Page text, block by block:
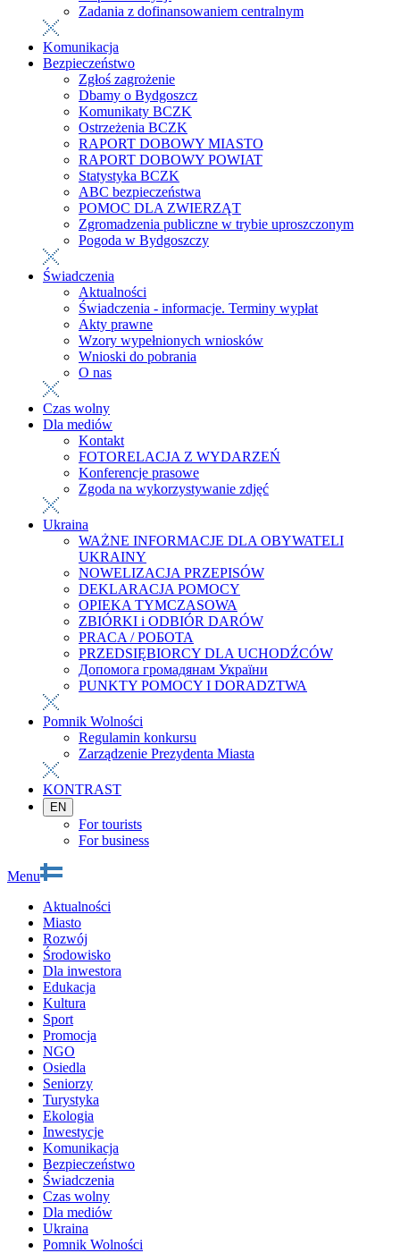
Zadania z dofinansowaniem centralnym
Komunikacja
Bezpieczeństwo
Zgłoś zagrożenie
Dbamy o Bydgoszcz
Komunikaty BCZK
Ostrzeżenia BCZK
RAPORT DOBOWY MIASTO
RAPORT DOBOWY POWIAT
Statystyka BCZK
ABC bezpieczeństwa
POMOC DLA ZWIERZĄT
Zgromadzenia publiczne w trybie uproszczonym
Pogoda w Bydgoszczy
Świadczenia
Aktualności
Świadczenia - informacje. Terminy wypłat
Akty prawne
Wzory wypełnionych wniosków
Wnioski do pobrania
O nas
Czas wolny
Dla mediów
Kontakt
FOTORELACJA Z WYDARZEŃ
Konferencje prasowe
Zgoda na wykorzystywanie zdjęć
Ukraina
WAŻNE INFORMACJE DLA OBYWATELI
UKRAINY
NOWELIZACJA PRZEPISÓW
DEKLARACJA POMOCY
OPIEKA TYMCZASOWA
ZBIÓRKI i ODBIÓR DARÓW
PRACA / РОБОТА
PRZEDSIĘBIORCY DLA UCHODŹCÓW
Допомога громадянам України
PUNKTY POMOCY I DORADZTWA
Pomnik Wolności
Regulamin konkursu
Zarządzenie Prezydenta Miasta
KONTRAST
EN
For tourists
For business
Menu
Aktualności
Miasto
Rozwój
Środowisko
Dla inwestora
Edukacja
Kultura
Sport
Promocja
NGO
Osiedla
Seniorzy
Turystyka
Ekologia
Inwestycje
Komunikacja
Bezpieczeństwo
Świadczenia
Czas wolny
Dla mediów
Ukraina
Pomnik Wolności